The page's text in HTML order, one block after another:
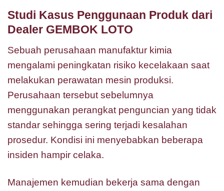
Studi Kasus Penggunaan Produk dari
Dealer GEMBOK LOTO
Sebuah perusahaan manufaktur kimia
mengalami peningkatan risiko kecelakaan saat
melakukan perawatan mesin produksi.
Perusahaan tersebut sebelumnya
menggunakan perangkat penguncian yang tidak
standar sehingga sering terjadi kesalahan
prosedur. Kondisi ini menyebabkan beberapa
insiden hampir celaka.
Manajemen kemudian bekerja sama dengan